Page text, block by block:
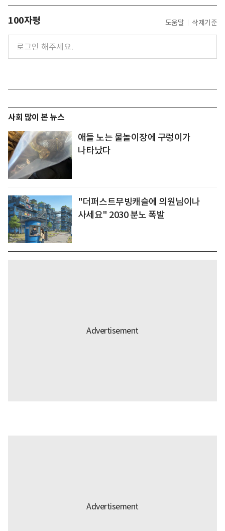
100자평 도움말 삭제기준
사회 많이 본 뉴스
애들 노는 물놀이장에 구렁이가
나타났다
"더퍼스트무빙캐슬에 의원님이나
사세요" 2030 분노 폭발